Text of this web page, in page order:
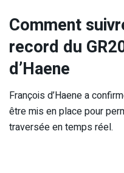
Comment
record du
d’Haene
François d’Haene a
être mis en place pour
traversée en temps réel.